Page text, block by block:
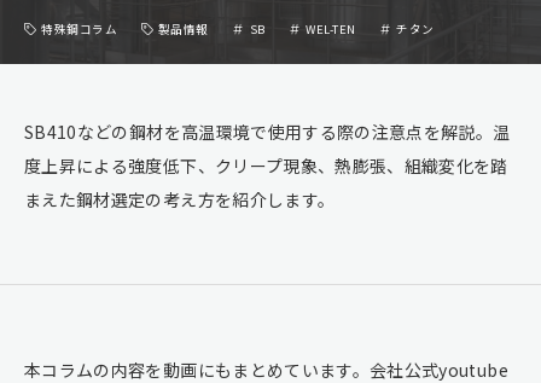
特殊鋼コラム 製品情報 SB WEL-TEN チタン
SB410などの鋼材を高温環境で使用する際の注意点を解説。温
度上昇による強度低下、クリープ現象、熱膨張、組織変化を踏
まえた鋼材選定の考え方を紹介します。
本コラムの内容を動画にもまとめています。会社公式youtube